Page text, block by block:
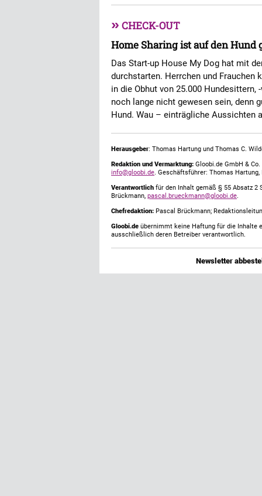
» CHECK-OUT
Home Sharing ist auf den Hund
Das Start-up House My Dog hat mit
durchstarten. Herrchen und Frauchen
in die Obhut von 25.000 Hundesittern,
noch lange nicht gewesen sein, denn
Hund. Wau – einträgliche Aussichten
Herausgeber: Thomas Hartung und Thomas C.
Redaktion und Vermarktung: Gloobi.de GmbH &
info@gloobi.de. Geschäftsführer: Thomas
Verantwortlich für den Inhalt gemäß § 55 Absatz 2
Brückmann, pascal.brueckmann@gloobi.de.
Chefredaktion: Pascal Brückmann;
Gloobi.de übernimmt keine Haftung für die Inhalte
ausschließlich deren Betreiber verantwortlich.
Newsletter